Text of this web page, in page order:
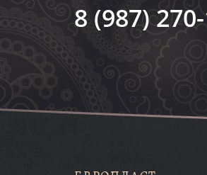
8 (987)